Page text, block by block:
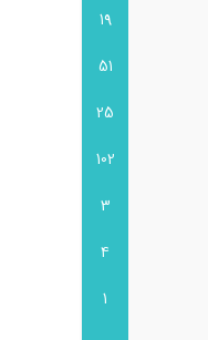
19
51
25
102
3
4
1